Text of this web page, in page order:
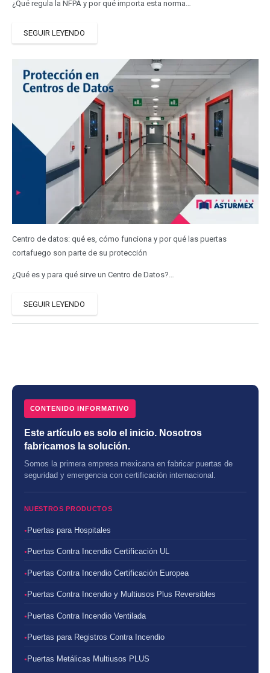
¿Qué regula la NFPA y por qué importa esta norma…
SEGUIR LEYENDO
Centro de datos: qué es, cómo funciona y por qué las puertas
cortafuego son parte de su protección
¿Qué es y para qué sirve un Centro de Datos?…
SEGUIR LEYENDO
CONTENIDO INFORMATIVO
Este artículo es solo el inicio. Nosotros
fabricamos la solución.
Somos la primera empresa mexicana en fabricar puertas de
seguridad y emergencia con certificación internacional.
NUESTROS PRODUCTOS
Puertas para Hospitales
Puertas Contra Incendio Certificación UL
Puertas Contra Incendio Certificación Europea
Puertas Contra Incendio y Multiusos Plus Reversibles
Puertas Contra Incendio Ventilada
Puertas para Registros Contra Incendio
Puertas Metálicas Multiusos PLUS